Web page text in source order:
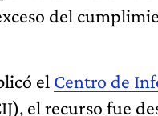
del
el Centro de
el recurso fue